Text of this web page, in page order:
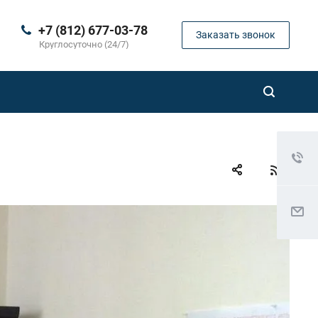
+7 (812) 677-03-78
Круглосуточно (24/7)
Заказать звонок